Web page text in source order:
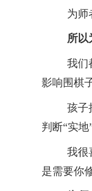
为师
所以
我们
影响围棋
孩子
判断“实
我很
是需要你